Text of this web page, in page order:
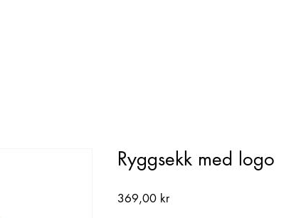
Ryggsekk med logo
369,00 krPris